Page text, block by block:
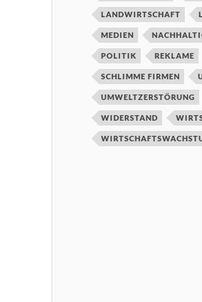
LANDWIRTSCHAFT
MEDIEN
POLITIK REKLAME
SCHLIMME FIRMEN
UMWELTZERSTÖRUNG
WIDERSTAND